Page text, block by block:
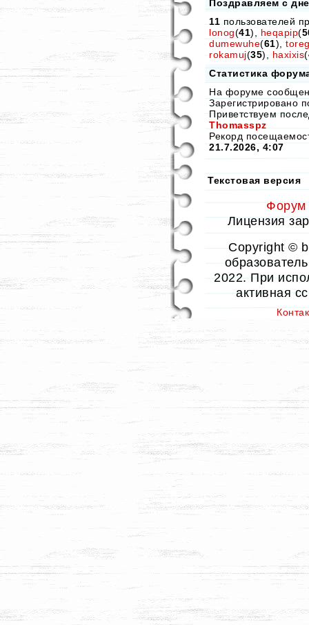
Поздравляем с
11 пользователей
lonog(41), heqapip(
dumewuhe(61),
rokamuj(35), haxixis(
Статистика
На форуме
Зарегистрировано
Приветствуем
Thomasspz
Рекорд
21.7.2026, 4:07
Текстовая версия
Форум
Лицензия
Copyright ©
2022. При
активная